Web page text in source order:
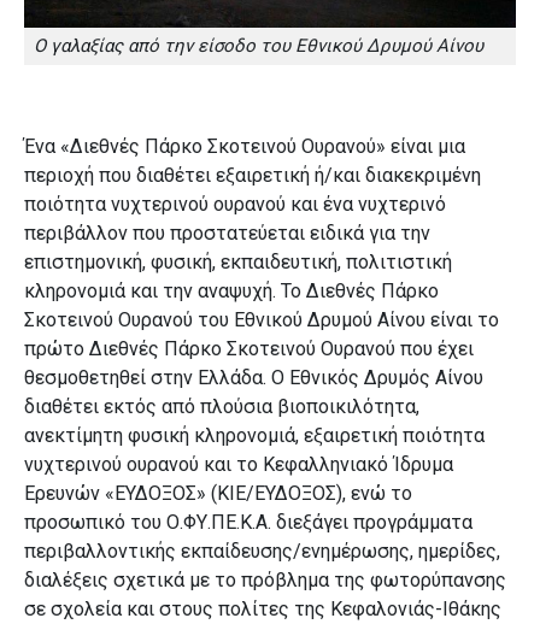
Ο γαλαξίας από την είσοδο του Εθνικού Δρυμού Αίνου
Ένα «Διεθνές Πάρκο Σκοτεινού Ουρανού» είναι μια
περιοχή που διαθέτει εξαιρετική ή/και διακεκριμένη
ποιότητα νυχτερινού ουρανού και ένα νυχτερινό
περιβάλλον που προστατεύεται ειδικά για την
επιστημονική, φυσική, εκπαιδευτική, πολιτιστική
κληρονομιά και την αναψυχή. Το Διεθνές Πάρκο
Σκοτεινού Ουρανού του Εθνικού Δρυμού Αίνου είναι το
πρώτο Διεθνές Πάρκο Σκοτεινού Ουρανού που έχει
θεσμοθετηθεί στην Ελλάδα. Ο Εθνικός Δρυμός Αίνου
διαθέτει εκτός από πλούσια βιοποικιλότητα,
ανεκτίμητη φυσική κληρονομιά, εξαιρετική ποιότητα
νυχτερινού ουρανού και το Κεφαλληνιακό Ίδρυμα
Ερευνών «ΕΥΔΟΞΟΣ» (ΚΙΕ/ΕΥΔΟΞΟΣ), ενώ το
προσωπικό του Ο.ΦΥ.ΠΕ.Κ.Α. διεξάγει προγράμματα
περιβαλλοντικής εκπαίδευσης/ενημέρωσης, ημερίδες,
διαλέξεις σχετικά με το πρόβλημα της φωτορύπανσης
σε σχολεία και στους πολίτες της Κεφαλονιάς-Ιθάκης